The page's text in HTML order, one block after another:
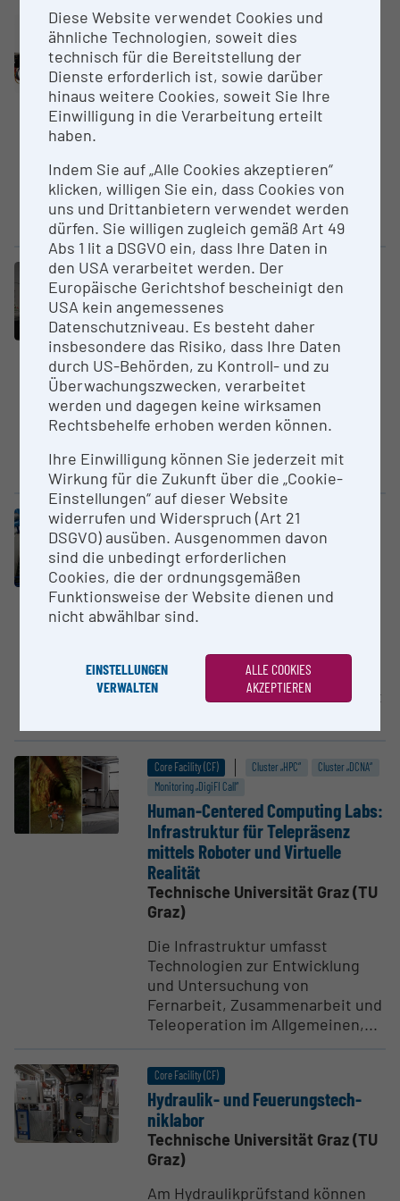
Core Facility (CF)
D-Cube – Testein­richtung für das
Internet der Dinge (IoT)
Technische Universität Graz (TU
Graz)
Testeinrichtung, welche einen
einheitlichen Ansatz zur
Evaluierung der Leistung von
energiesparenden,...
Core Facility (CF) Cluster „DCNA“
Geodä­ti­sches Messlabor
Technische Universität Graz (TU
Graz)
Das geodätische Messlabor
besitzt Test- und
Kalibrieranlagen für
geometrische Größen (wie
Distanzen, Winkel, Neigungen,
Orientierungen,...
Core Facility (CF) Cluster „DCNA“
Hermann-Grengg Wasser­bau­l­a­bo­
ra­torium
Technische Universität Graz (TU
Graz)
Institutes ist vertikal gegliedert.
Die dem Erdgeschoß
zugehörende Versuchsfläche mit
Core Facility (CF) Cluster „HPC“
Cluster „DCNA“
Monitoring „DigiFI Call“
Human-Centered Computing Labs:
Infra­struktur für Telepräsenz
mittels Roboter und Virtuelle
Realität
Technische Universität Graz (TU
Graz)
Die Infrastruktur umfasst
Technologien zur Entwicklung
und Untersuchung von
Fernarbeit, Zusammenarbeit und
Teleoperation im Allgemeinen,...
Core Facility (CF)
Hydraulik- und Feuerungs­tech­
niklabor
Technische Universität Graz (TU
Graz)
Am Hydraulikprüfstand können
Diese Website verwendet Cookies und
ähnliche Technologien, soweit dies
technisch für die Bereitstellung der
Dienste erforderlich ist, sowie darüber
hinaus weitere Cookies, soweit Sie Ihre
Einwilligung in die Verarbeitung erteilt
haben.
Indem Sie auf „Alle Cookies akzeptieren“
klicken, willigen Sie ein, dass Cookies von
uns und Drittanbietern verwendet werden
dürfen. Sie willigen zugleich gemäß Art 49
Abs 1 lit a DSGVO ein, dass Ihre Daten in
den USA verarbeitet werden. Der
Europäische Gerichtshof bescheinigt den
USA kein angemessenes
Datenschutzniveau. Es besteht daher
insbesondere das Risiko, dass Ihre Daten
durch US-Behörden, zu Kontroll- und zu
Überwachungszwecken, verarbeitet
werden und dagegen keine wirksamen
Rechtsbehelfe erhoben werden können.
Ihre Einwilligung können Sie jederzeit mit
Wirkung für die Zukunft über die „Cookie-
Einstellungen“ auf dieser Website
widerrufen und Widerspruch (Art 21
DSGVO) ausüben. Ausgenommen davon
sind die unbedingt erforderlichen
Cookies, die der ordnungsgemäßen
Funktionsweise der Website dienen und
nicht abwählbar sind.
EINSTELLUNGEN
VERWALTEN
ALLE COOKIES
AKZEPTIEREN